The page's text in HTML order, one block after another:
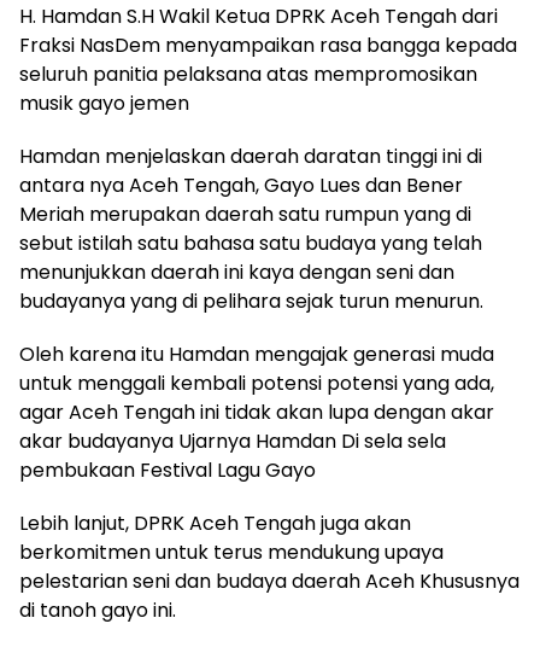
H. Hamdan S.H Wakil Ketua DPRK Aceh Tengah dari
Fraksi NasDem menyampaikan rasa bangga kepada
seluruh panitia pelaksana atas mempromosikan
musik gayo jemen
Hamdan menjelaskan daerah daratan tinggi ini di
antara nya Aceh Tengah, Gayo Lues dan Bener
Meriah merupakan daerah satu rumpun yang di
sebut istilah satu bahasa satu budaya yang telah
menunjukkan daerah ini kaya dengan seni dan
budayanya yang di pelihara sejak turun menurun.
Oleh karena itu Hamdan mengajak generasi muda
untuk menggali kembali potensi potensi yang ada,
agar Aceh Tengah ini tidak akan lupa dengan akar
akar budayanya Ujarnya Hamdan Di sela sela
pembukaan Festival Lagu Gayo
Lebih lanjut, DPRK Aceh Tengah juga akan
berkomitmen untuk terus mendukung upaya
pelestarian seni dan budaya daerah Aceh Khususnya
di tanoh gayo ini.